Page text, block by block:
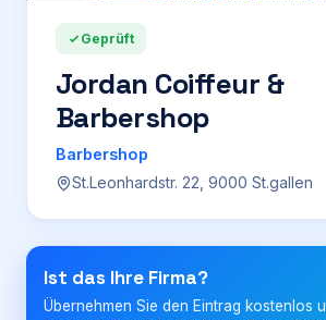
Für Firmen
Geprüft
Jordan Coiffeur &
Barbershop
Barbershop
St.Leonhardstr. 22, 9000 St.gallen
Ist das Ihre Firma?
Übernehmen Sie den Eintrag kostenlos